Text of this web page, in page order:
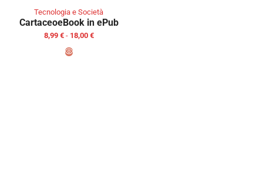
Tecnologia e Società
CartaceoeBook in ePub
8,99 € - 18,00 €